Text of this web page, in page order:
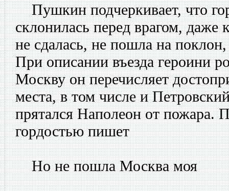
Пушкин подчеркивает, что
склонилась перед врагом, даже
не сдалась, не пошла на
При описании въезда героини
Москву он перечисляет
места, в том числе и
прятался Наполеон от пожара.
гордостью пишет
Но не пошла Москва моя